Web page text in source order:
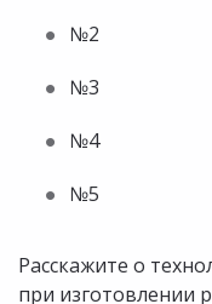
№2
№3
№4
№5
Расскажите о
при изготовлении